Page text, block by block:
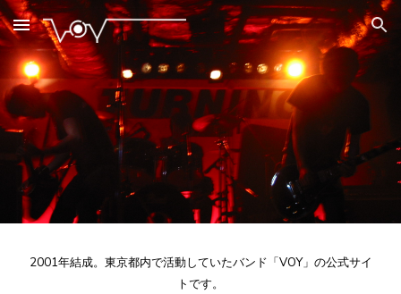
Skip to main content Skip to navigation
2001年結成。東京都内で活動していたバンド「VOY」の公式サイ
トです。